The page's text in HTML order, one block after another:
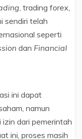
, trading forex,
sendiri telah
seperti
dan Financial
ini dapat
namun
izin dari pemerintah
ini, proses masih